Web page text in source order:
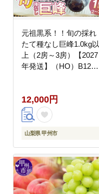
元祖黒系！！旬の採れ
たて種なし巨峰1.0kg以
上（2房～3房）【2027
年発送】（HO）B12-
12,000円
山梨県 甲州市